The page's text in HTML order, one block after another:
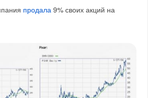
продала 9% своих акций на